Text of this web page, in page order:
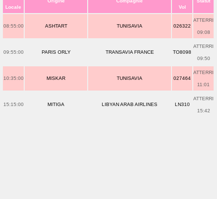
Locale Vol
08:55:00 ASHTART TUNISAVIA 026322
ATTERRI
09:08
09:55:00 PARIS ORLY TRANSAVIA FRANCE TO8098
ATTERRI
09:50
10:35:00 MISKAR TUNISAVIA 027464
ATTERRI
11:01
15:15:00 MITIGA LIBYAN ARAB AIRLINES LN310
ATTERRI
15:42